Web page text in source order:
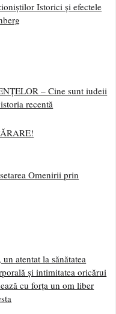
Istorici și efectele
– Cine sunt iudeii
recentă
Omenirii prin
atentat la sănătatea
și intimitatea oricărui
cu forța un om liber